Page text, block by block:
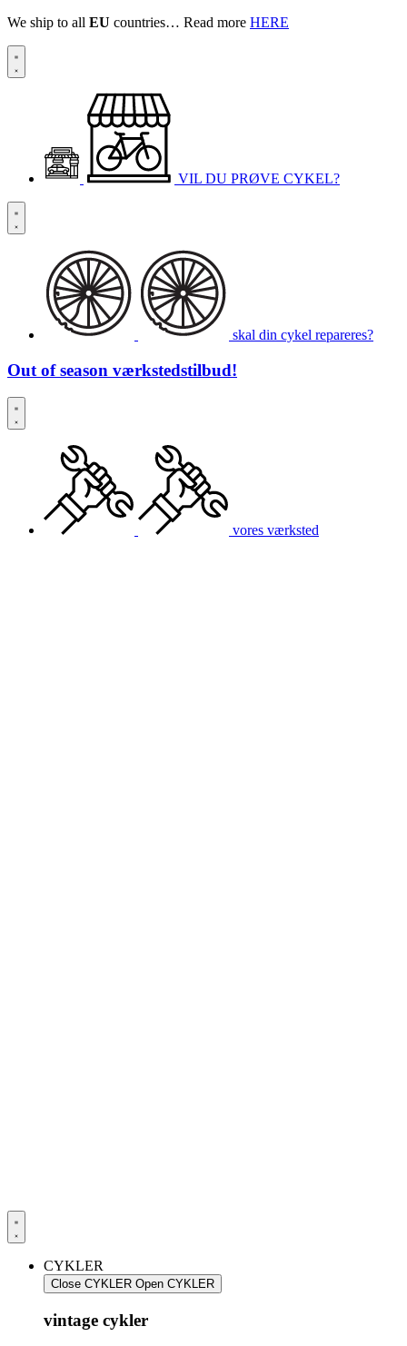
We ship to all EU countries… Read more HERE
VIL DU PRØVE CYKEL?
skal din cykel repareres?
Out of season værkstedstilbud!
vores værksted
CYKLER
Close CYKLER Open CYKLER
vintage cykler